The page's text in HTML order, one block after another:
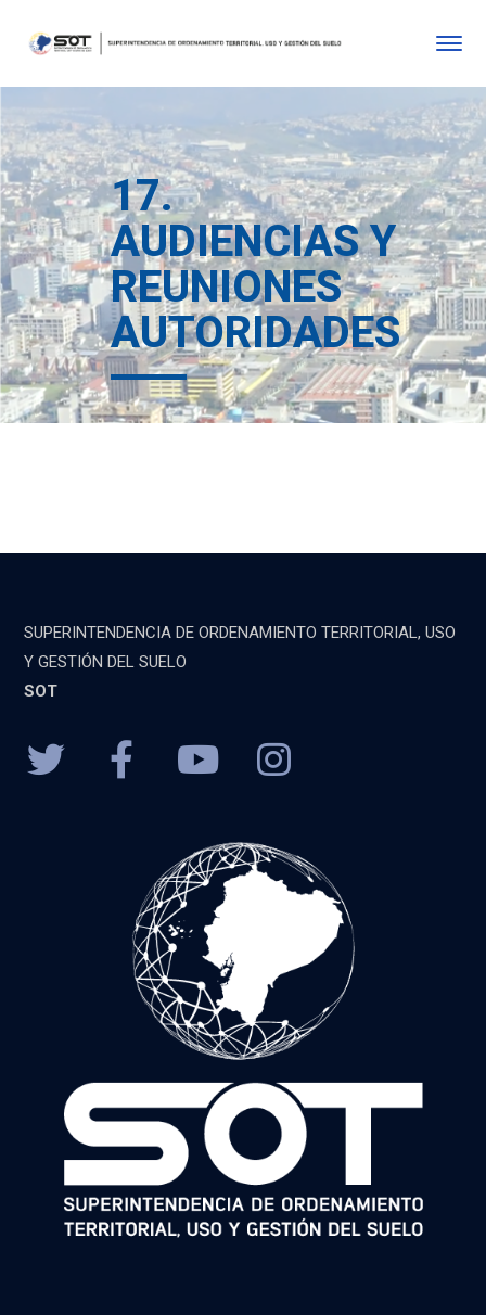
17.
AUDIENCIAS Y
REUNIONES
AUTORIDADES
SUPERINTENDENCIA DE ORDENAMIENTO TERRITORIAL, USO
Y GESTIÓN DEL SUELO
SOT